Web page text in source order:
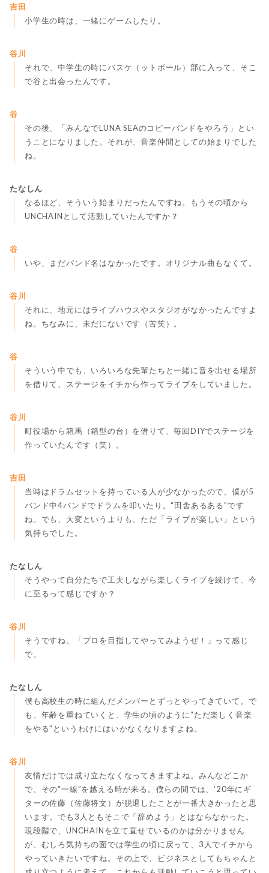
吉田
小学生の時は、一緒にゲームしたり。
谷川
それで、中学生の時にバスケ（ットボール）部に入って、そこ
で谷と出会ったんです。
谷
その後、「みんなでLUNA SEAのコピーバンドをやろう」とい
うことになりました。それが、音楽仲間としての始まりでした
ね。
たなしん
なるほど、そういう始まりだったんですね。もうその頃から
UNCHAINとして活動していたんですか？
谷
いや、まだバンド名はなかったです。オリジナル曲もなくて。
谷川
それに、地元にはライブハウスやスタジオがなかったんですよ
ね。ちなみに、未だにないです（苦笑）。
谷
そういう中でも、いろいろな先輩たちと一緒に音を出せる場所
を借りて、ステージをイチから作ってライブをしていました。
谷川
町役場から箱馬（箱型の台）を借りて、毎回DIYでステージを
作っていたんです（笑）。
吉田
当時はドラムセットを持っている人が少なかったので、僕が5
バンド中4バンドでドラムを叩いたり。“田舎あるある”です
ね。でも、大変というよりも、ただ「ライブが楽しい」という
気持ちでした。
たなしん
そうやって自分たちで工夫しながら楽しくライブを続けて、今
に至るって感じですか？
谷川
そうですね。「プロを目指してやってみようぜ！」って感じ
で。
たなしん
僕も高校生の時に組んだメンバーとずっとやってきていて。で
も、年齢を重ねていくと、学生の頃のように“ただ楽しく音楽
をやる”というわけにはいかなくなりますよね。
谷川
友情だけでは成り立たなくなってきますよね。みんなどこか
で、その“一線”を越える時が来る。僕らの間では、’20年にギ
ターの佐藤（佐藤将文）が脱退したことが一番大きかったと思
います。でも3人ともそこで「辞めよう」とはならなかった。
現段階で、UNCHAINを立て直せているのかは分かりません
が、むしろ気持ちの面では学生の頃に戻って、3人でイチから
やっていきたいですね。その上で、ビジネスとしてもちゃんと